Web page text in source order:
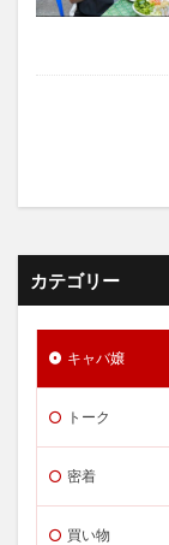
カテゴリー
キャバ嬢
トーク
密着
買い物